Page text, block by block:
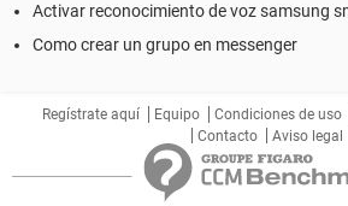
Activar reconocimiento de voz samsung
Como crear un grupo en messenger
Regístrate aquí Equipo Condiciones de uso
Contacto
Aviso legal